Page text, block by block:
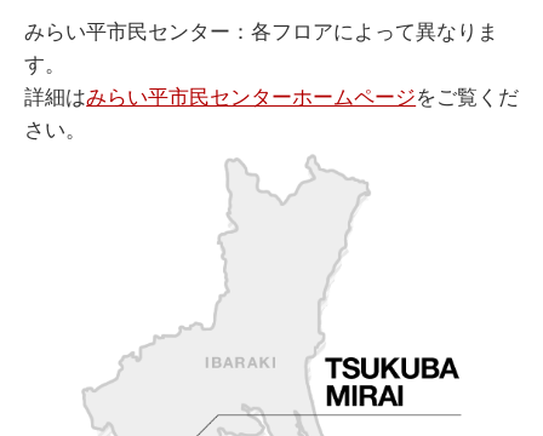
みらい平市民センター：各フロアによって異なりま
す。
詳細はみらい平市民センターホームページをご覧くだ
さい。